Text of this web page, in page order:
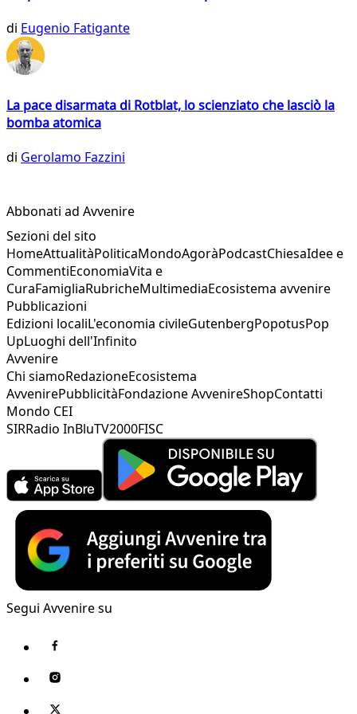
di Eugenio Fatigante
La pace disarmata di Rotblat, lo scienziato che lasciò la
bomba atomica
di Gerolamo Fazzini
Abbonati ad Avvenire
Sezioni del sito
HomeAttualitàPoliticaMondoAgoràPodcastChiesaIdee e
CommentiEconomiaVita e
CuraFamigliaRubricheMultimediaEcosistema avvenire
Pubblicazioni
Edizioni localiL'economia civileGutenbergPopotusPop
UpLuoghi dell'Infinito
Avvenire
Chi siamoRedazioneEcosistema
AvvenirePubblicitàFondazione AvvenireShopContatti
Mondo CEI
SIRRadio InBluTV2000FISC
Segui Avvenire su